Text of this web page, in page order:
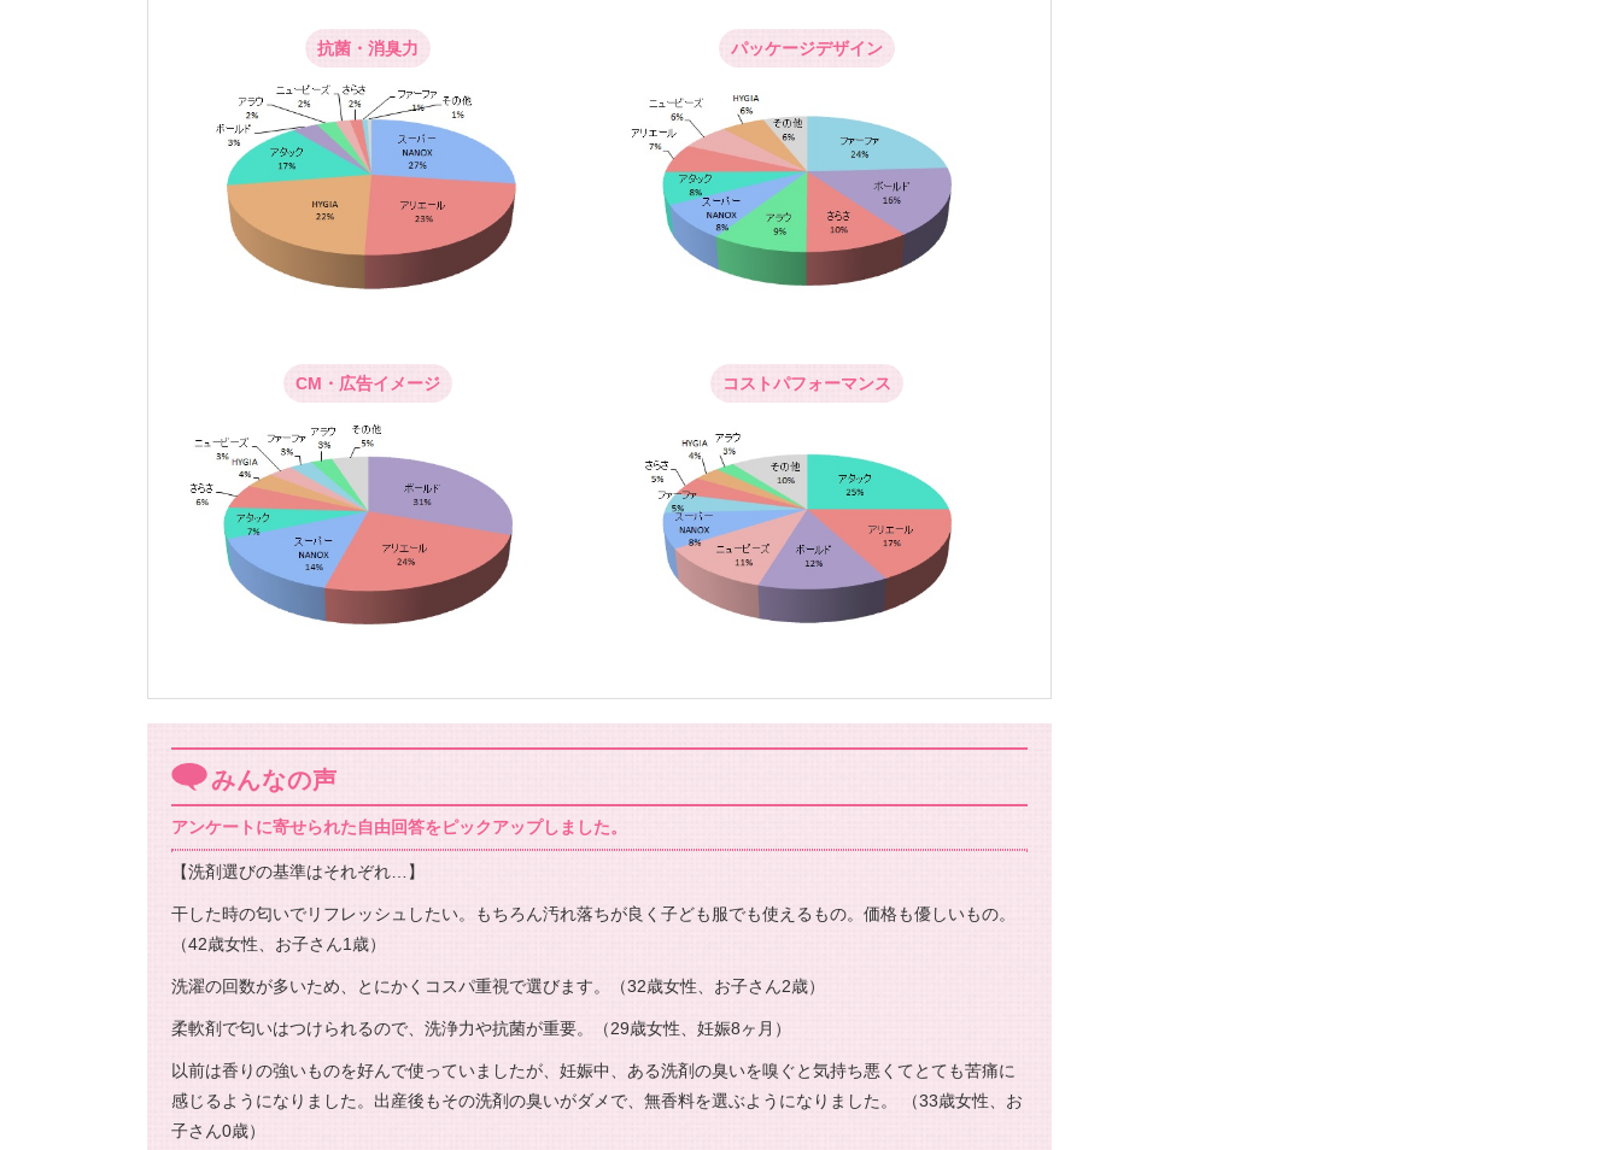
抗菌・消臭力 パッケージデザイン
CM・広告イメージ コストパフォーマンス
みんなの声
アンケートに寄せられた自由回答をピックアップしました。
【洗剤選びの基準はそれぞれ…】
干した時の匂いでリフレッシュしたい。もちろん汚れ落ちが良く子ども服でも使えるもの。価格も優しいもの。
（42歳女性、お子さん1歳）
洗濯の回数が多いため、とにかくコスパ重視で選びます。（32歳女性、お子さん2歳）
柔軟剤で匂いはつけられるので、洗浄力や抗菌が重要。（29歳女性、妊娠8ヶ月）
以前は香りの強いものを好んで使っていましたが、妊娠中、ある洗剤の臭いを嗅ぐと気持ち悪くてとても苦痛に
感じるようになりました。出産後もその洗剤の臭いがダメで、無香料を選ぶようになりました。 （33歳女性、お
子さん0歳）